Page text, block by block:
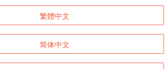
登入
返回首頁
繁體中文
简体中文